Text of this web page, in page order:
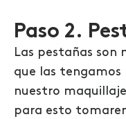
Paso 2.
Las pestañas
que las tengamos
nuestro
para esto